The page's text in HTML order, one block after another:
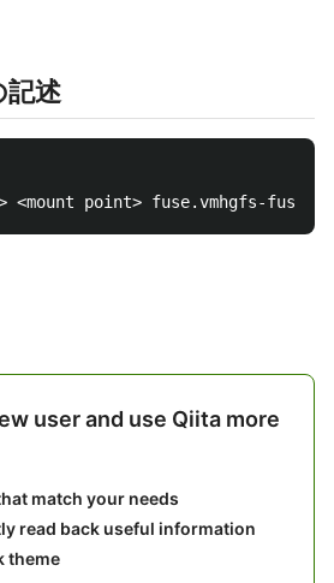
述
user and use Qiita more
match your needs
read back useful information
theme